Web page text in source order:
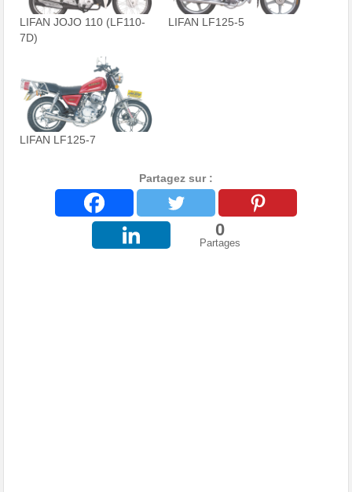
LIFAN JOJO 110 (LF110-
7D)
LIFAN LF125-5
LIFAN LF125-7
Partagez sur :
0
Partages